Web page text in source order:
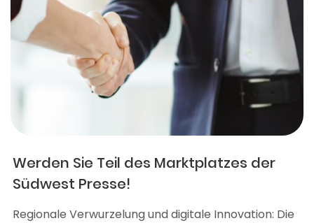
Werden Sie Teil des Marktplatzes der
Südwest Presse!
Regionale Verwurzelung und digitale Innovation: Die